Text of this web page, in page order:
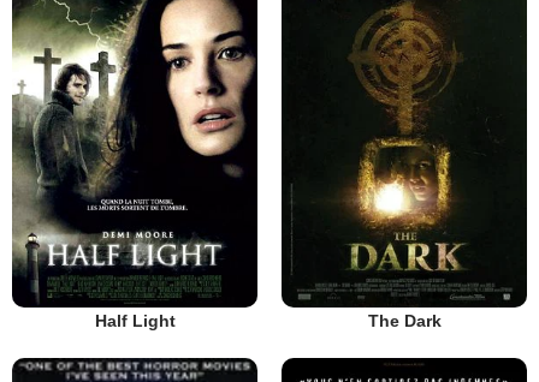
Half Light The Dark